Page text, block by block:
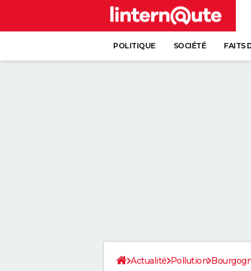
POLITIQUE SOCIÉTÉ FAITS
Actualité Pollution